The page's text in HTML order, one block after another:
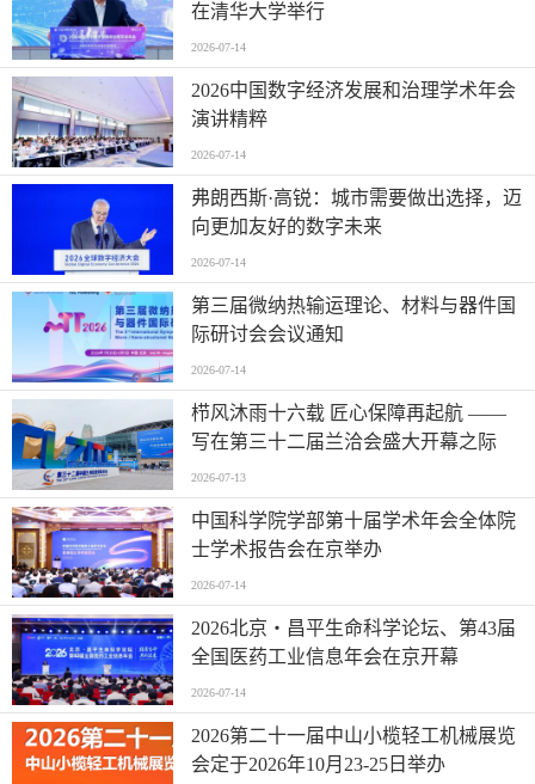
在清华大学举行
2026-07-14
2026中国数字经济发展和治理学术年会
演讲精粹
2026-07-14
弗朗西斯·高锐：城市需要做出选择，迈
向更加友好的数字未来
2026-07-14
第三届微纳热输运理论、材料与器件国
际研讨会会议通知
2026-07-14
栉风沐雨十六载 匠心保障再起航 ——
写在第三十二届兰洽会盛大开幕之际
2026-07-13
中国科学院学部第十届学术年会全体院
士学术报告会在京举办
2026-07-14
2026北京・昌平生命科学论坛、第43届
全国医药工业信息年会在京开幕
2026-07-14
2026第二十一届中山小榄轻工机械展览
会定于2026年10月23-25日举办